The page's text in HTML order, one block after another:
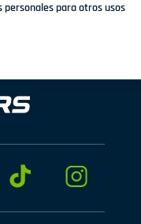
para otros usos